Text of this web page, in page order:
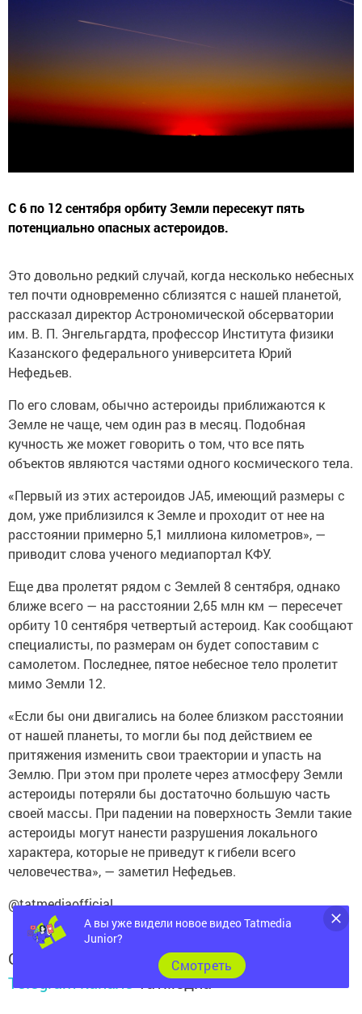
С 6 по 12 сентября орбиту Земли пересекут пять
потенциально опасных астероидов.
Это довольно редкий случай, когда несколько небесных
тел почти одновременно сблизятся с нашей планетой,
рассказал директор Астрономической обсерватории
им. В. П. Энгельгардта, профессор Института физики
Казанского федерального университета Юрий
Нефедьев.
По его словам, обычно астероиды приближаются к
Земле не чаще, чем один раз в месяц. Подобная
кучность же может говорить о том, что все пять
объектов являются частями одного космического тела.
«Первый из этих астероидов JA5, имеющий размеры с
дом, уже приблизился к Земле и проходит от нее на
расстоянии примерно 5,1 миллиона километров», —
приводит слова ученого медиапортал КФУ.
Еще два пролетят рядом с Землей 8 сентября, однако
ближе всего — на расстоянии 2,65 млн км — пересечет
орбиту 10 сентября четвертый астероид. Как сообщают
специалисты, по размерам он будет сопоставим с
самолетом. Последнее, пятое небесное тело пролетит
мимо Земли 12.
«Если бы они двигались на более близком расстоянии
от нашей планеты, то могли бы под действием ее
притяжения изменить свои траектории и упасть на
Землю. При этом при пролете через атмосферу Земли
астероиды потеряли бы достаточно большую часть
своей массы. При падении на поверхность Земли такие
астероиды могут нанести разрушения локального
характера, которые не приведут к гибели всего
человечества», — заметил Нефедьев.
@tatmediaofficial
Следите за самым важным и интересным в
Telegram-каналеТатмедиа
А вы уже видели новое видео Tatmedia
Junior?
Cмотреть